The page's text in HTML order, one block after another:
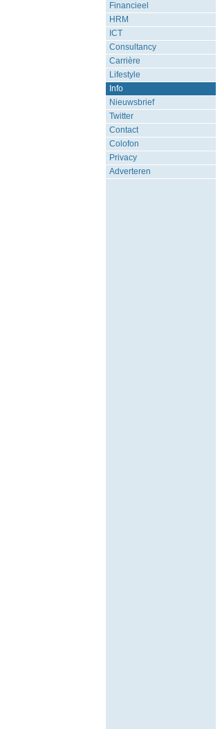
Financieel
HRM
ICT
Consultancy
Carrière
Lifestyle
Info
Nieuwsbrief
Twitter
Contact
Colofon
Privacy
Adverteren